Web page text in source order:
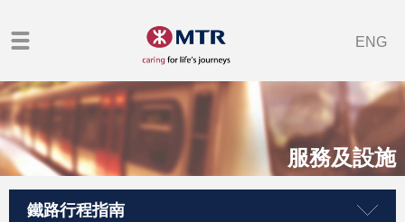
ENG
服務及設施
鐵路行程指南